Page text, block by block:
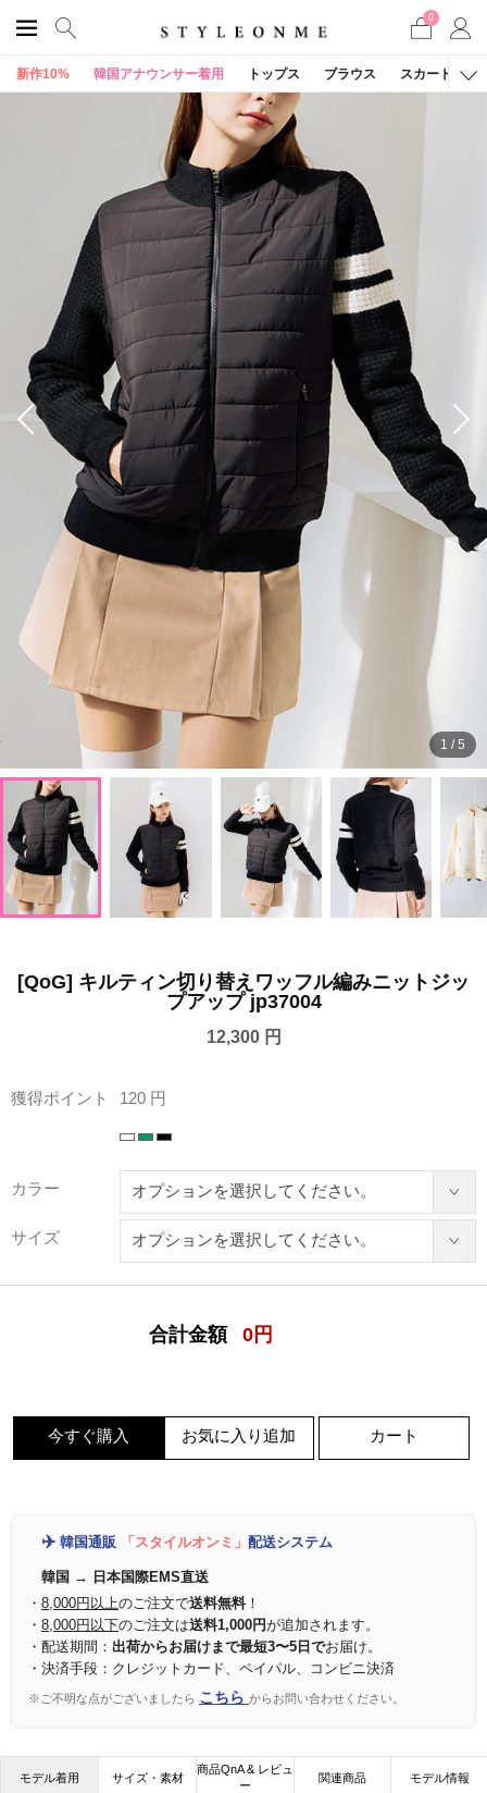
0
新作10% 韓国アナウンサー着用 トップス ブラウス スカート
1 /5
[QoG] キルティン切り替えワッフル編みニットジッ
プアップ jp37004
12,300 円
獲得ポイント 120 円
カラー
サイズ
合計金額 0 円
今すぐ購入 お気に入り追加 カート
✈️ 韓国通販 「スタイルオンミ」 配送システム
韓国 → 日本国際EMS直送
・ 8,000円以上のご注文で送料無料！
・ 8,000円以下のご注文は送料1,000円が追加されます。
・配送期間： 出荷からお届けまで最短3〜5日でお届け。
・決済手段：クレジットカード、ペイパル、コンビニ決済
※ご不明な点がございましたら こちら からお問い合わせください。
モデル着用 サイズ・素材
商品QnA & レビュ
ー
関連商品 モデル情報